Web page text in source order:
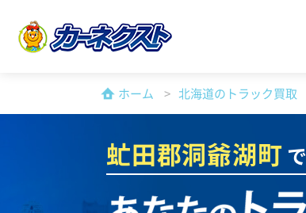
ホーム 北海道のトラック買取
虻田郡洞爺湖町 で